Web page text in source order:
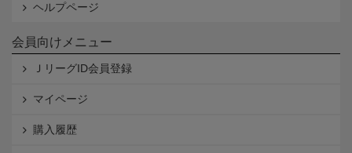
ヘルプページ
会員向けメニュー
ＪリーグID会員登録
マイページ
購入履歴